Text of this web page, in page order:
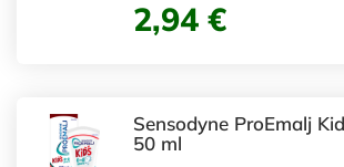
2,94 €
Sensodyne ProEmalj
50 ml